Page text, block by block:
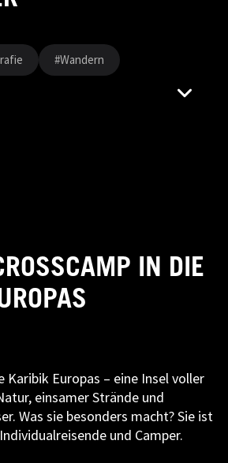
#Wandern
IN DIE
Karibik Europas – eine Insel voller
einsamer Strände und
Was sie besonders macht? Sie ist
und Camper.